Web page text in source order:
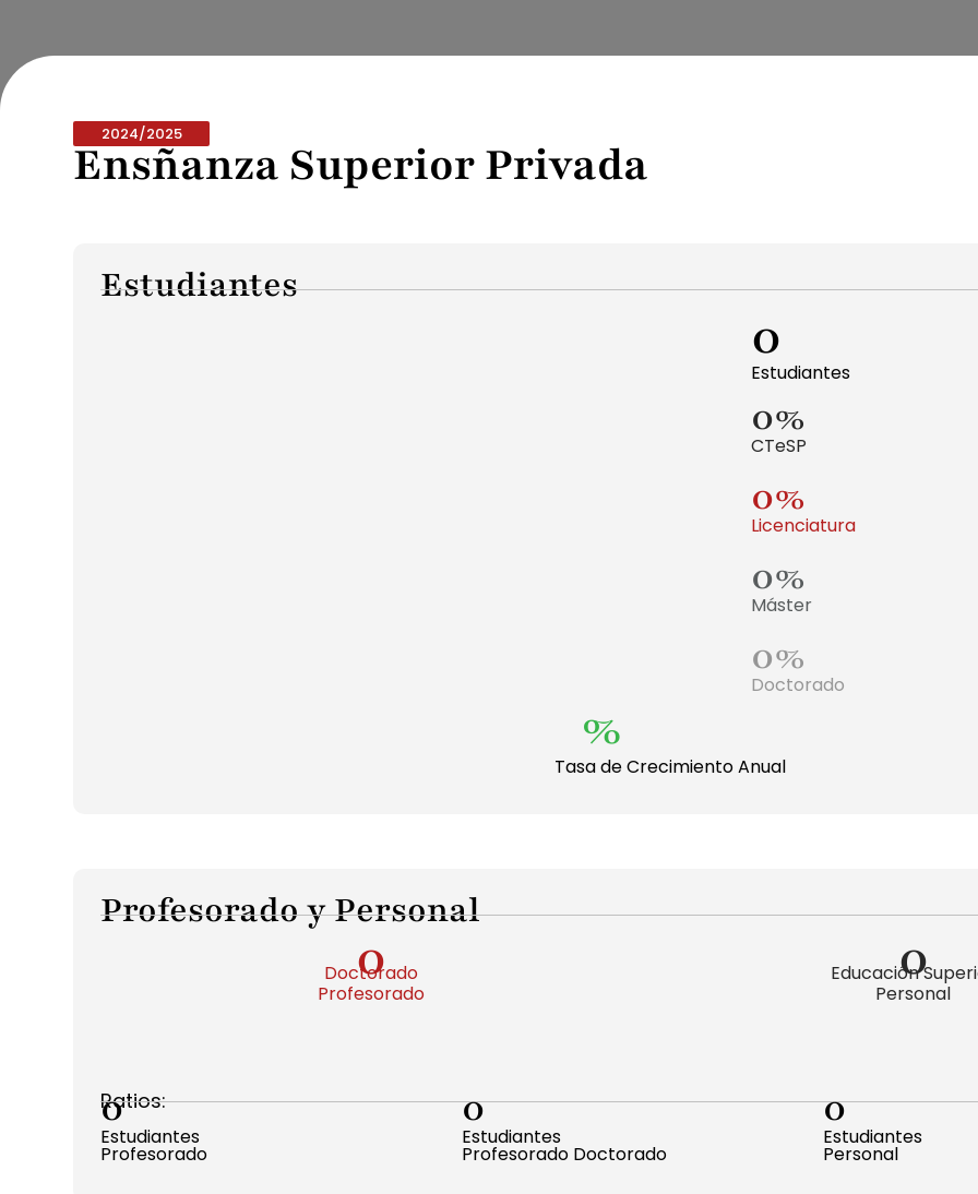
2024/2025
Ensñanza Superior Privada
Estudiantes
Estudiantes
0
CTeSP
0%
Licenciatura
0%
Máster
0%
Doctorado
0%
%
Tasa de Crecimiento Anual
Profesorado y Personal
Profesorado
0
Doctorado
Personal
0
Educación
Ratios:
Estudiantes
Profesorado
0
Estudiantes
Profesorado Doctorado
0
Estudiantes
Personal
0